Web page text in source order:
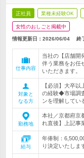
正社員 業種未経験OK
女性のおしごと掲載中
情報更新日：2026/06/04 終
仕事内容
当社の【店舗開
伴う業務をお任
いただきます。
対象と
なる方
【必須】大卒
の経験◆市場調
ンを理解してい
勤務地
本社／京都府京
れ直後】上記事
給与
年俸制：
り決定いたしま